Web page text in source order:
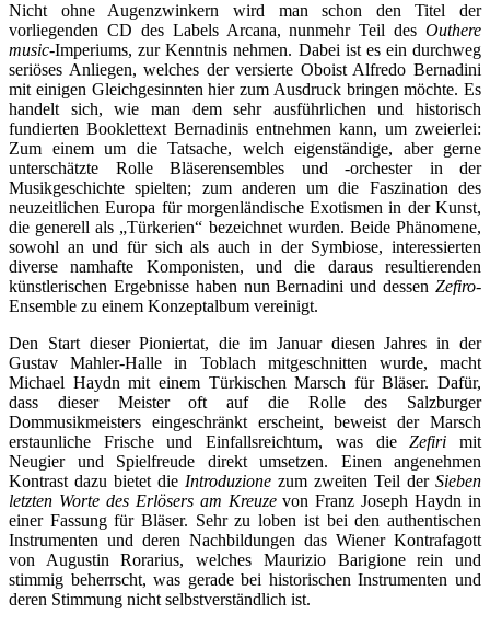
Nicht ohne Augenzwinkern wird man schon den Titel der
vorliegenden CD des Labels Arcana, nunmehr Teil des Outhere
music-Imperiums, zur Kenntnis nehmen. Dabei ist es ein durchweg
seriöses Anliegen, welches der versierte Oboist Alfredo Bernadini
mit einigen Gleichgesinnten hier zum Ausdruck bringen möchte. Es
handelt sich, wie man dem sehr ausführlichen und historisch
fundierten Booklettext Bernadinis entnehmen kann, um zweierlei:
Zum einem um die Tatsache, welch eigenständige, aber gerne
unterschätzte Rolle Bläserensembles und -orchester in der
Musikgeschichte spielten; zum anderen um die Faszination des
neuzeitlichen Europa für morgenländische Exotismen in der Kunst,
die generell als „Türkerien“ bezeichnet wurden. Beide Phänomene,
sowohl an und für sich als auch in der Symbiose, interessierten
diverse namhafte Komponisten, und die daraus resultierenden
künstlerischen Ergebnisse haben nun Bernadini und dessen Zefiro-
Ensemble zu einem Konzeptalbum vereinigt.
Den Start dieser Pioniertat, die im Januar diesen Jahres in der
Gustav Mahler-Halle in Toblach mitgeschnitten wurde, macht
Michael Haydn mit einem Türkischen Marsch für Bläser. Dafür,
dass dieser Meister oft auf die Rolle des Salzburger
Dommusikmeisters eingeschränkt erscheint, beweist der Marsch
erstaunliche Frische und Einfallsreichtum, was dieZefiri mit
Neugier und Spielfreude direkt umsetzen. Einen angenehmen
Kontrast dazu bietet die Introduzione zum zweiten Teil derSieben
letzten Worte des Erlösers am Kreuzevon Franz Joseph Haydn in
einer Fassung für Bläser. Sehr zu loben ist bei den authentischen
Instrumenten und deren Nachbildungen das Wiener Kontrafagott
von Augustin Rorarius, welches Maurizio Barigione rein und
stimmig beherrscht, was gerade bei historischen Instrumenten und
deren Stimmung nicht selbstverständlich ist.